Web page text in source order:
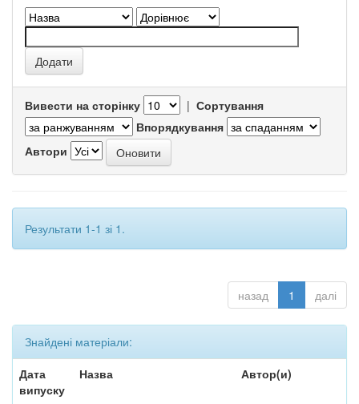
Вивести на сторінку | Сортування
Впорядкування
Автори
Результати 1-1 зі 1.
назад 1 далі
Знайдені матеріали:
Дата
випуску
Назва Автор(и)